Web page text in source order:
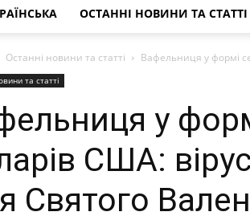
ОСТАННІ НОВИНИ ТА СТАТТІ
Останні новини та статті Вафельниця у формі
та статті
у
США:
Святого